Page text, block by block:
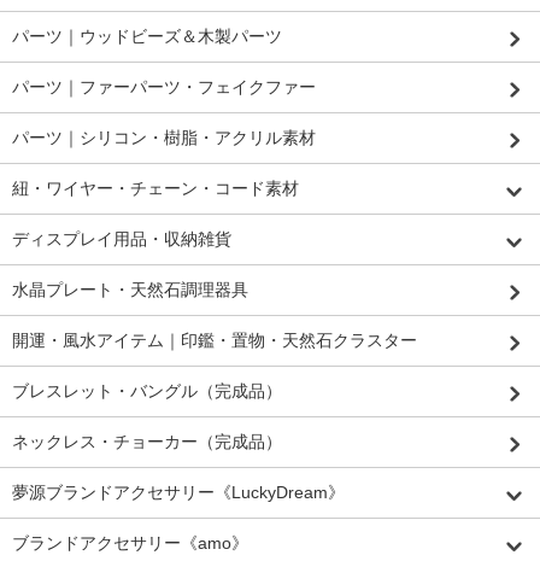
パーツ｜ウッドビーズ＆木製パーツ
パーツ｜ファーパーツ・フェイクファー
パーツ｜シリコン・樹脂・アクリル素材
紐・ワイヤー・チェーン・コード素材
ディスプレイ用品・収納雑貨
水晶プレート・天然石調理器具
開運・風水アイテム｜印鑑・置物・天然石クラスター
ブレスレット・バングル（完成品）
ネックレス・チョーカー（完成品）
夢源ブランドアクセサリー《LuckyDream》
ブランドアクセサリー《amo》